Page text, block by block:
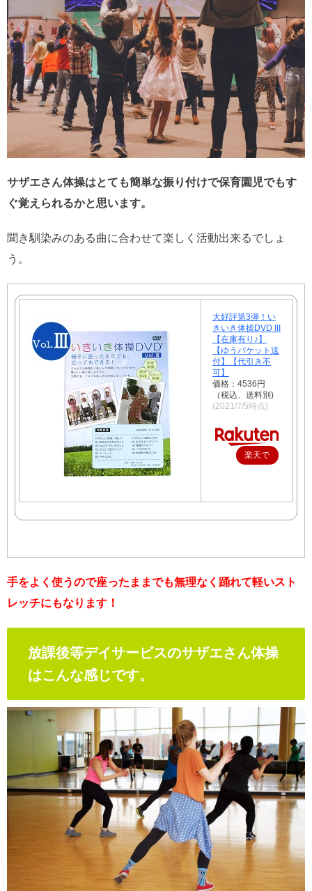
サザエさん体操はとても簡単な振り付けで保育園児でもす
ぐ覚えられるかと思います。
聞き馴染みのある曲に合わせて楽しく活動出来るでしょ
う。
大好評第3弾！い
きいき体操DVD III
【在庫有り♪】
【ゆうパケット送
付】【代引き不
可】
価格：4536円
（税込、送料別)
(2021/7/5時点)
楽天で
手をよく使うので座ったままでも無理なく踊れて軽いスト
レッチにもなります！
放課後等デイサービスのサザエさん体操
はこんな感じです。